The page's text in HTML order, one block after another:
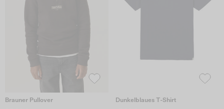
Brauner Pullover Dunkelblaues T-Shirt